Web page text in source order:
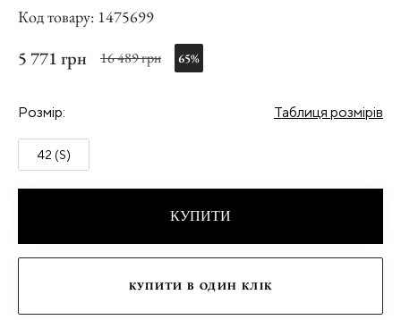
Код товару: 1475699
5 771 грн 16 489 грн 65%
Розмір: Таблиця розмірів
42 (S)
КУПИТИ
КУПИТИ В ОДИН КЛІК